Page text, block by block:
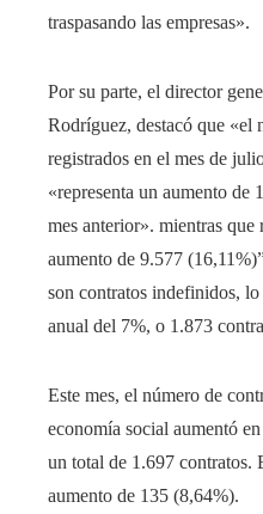
traspasando las empresas».
Por su parte, el director
Rodríguez, destacó que «el
registrados en el mes de
«representa un aumento de
mes anterior». mientras que
aumento de 9.577
son contratos indefinidos,
anual del 7%, o 1.873
Este mes, el número de
economía social aumentó
un total de 1.697 contratos.
aumento de 135 (8,64%).